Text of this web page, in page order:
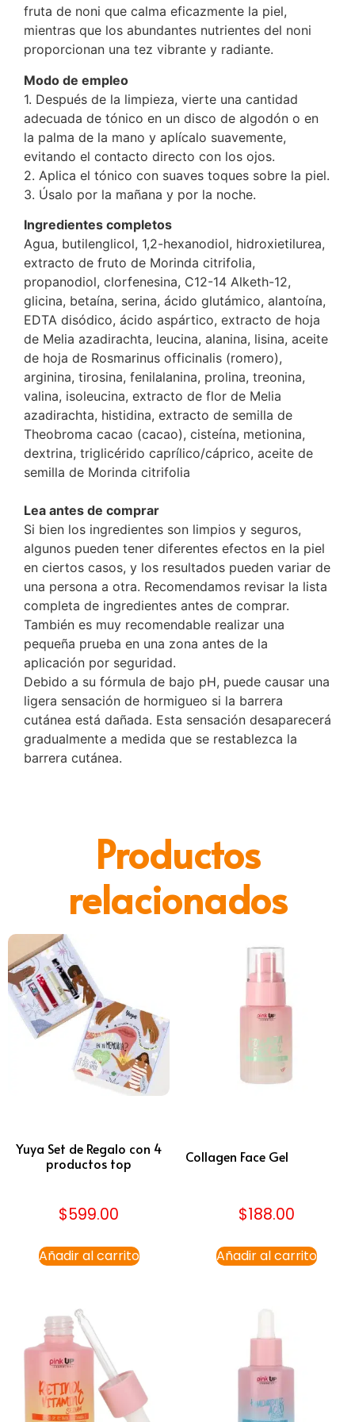
fruta de noni que calma eficazmente la piel,
mientras que los abundantes nutrientes del noni
proporcionan una tez vibrante y radiante.
Modo de empleo
1. Después de la limpieza, vierte una cantidad
adecuada de tónico en un disco de algodón o en
la palma de la mano y aplícalo suavemente,
evitando el contacto directo con los ojos.
2. Aplica el tónico con suaves toques sobre la piel.
3. Úsalo por la mañana y por la noche.
Ingredientes completos
Agua, butilenglicol, 1,2-hexanodiol, hidroxietilurea,
extracto de fruto de Morinda citrifolia,
propanodiol, clorfenesina, C12-14 Alketh-12,
glicina, betaína, serina, ácido glutámico, alantoína,
EDTA disódico, ácido aspártico, extracto de hoja
de Melia azadirachta, leucina, alanina, lisina, aceite
de hoja de Rosmarinus officinalis (romero),
arginina, tirosina, fenilalanina, prolina, treonina,
valina, isoleucina, extracto de flor de Melia
azadirachta, histidina, extracto de semilla de
Theobroma cacao (cacao), cisteína, metionina,
dextrina, triglicérido caprílico/cáprico, aceite de
semilla de Morinda citrifolia
Lea antes de comprar
Si bien los ingredientes son limpios y seguros,
algunos pueden tener diferentes efectos en la piel
en ciertos casos, y los resultados pueden variar de
una persona a otra. Recomendamos revisar la lista
completa de ingredientes antes de comprar.
También es muy recomendable realizar una
pequeña prueba en una zona antes de la
aplicación por seguridad.
Debido a su fórmula de bajo pH, puede causar una
ligera sensación de hormigueo si la barrera
cutánea está dañada. Esta sensación desaparecerá
gradualmente a medida que se restablezca la
barrera cutánea.
Productos
relacionados
Yuya Set de Regalo con 4
productos top
$599.00
Añadir al carrito
Collagen Face Gel
$188.00
Añadir al carrito